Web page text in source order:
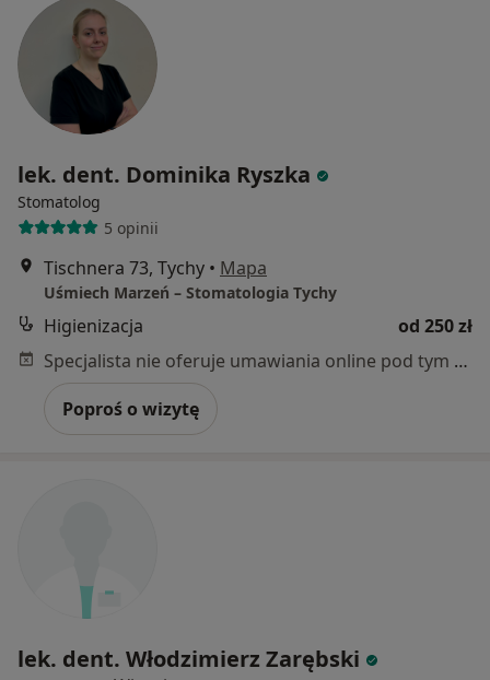
lek. dent. Dominika Ryszka
Stomatolog
5 opinii
Tischnera 73, Tychy • Mapa
Uśmiech Marzeń – Stomatologia Tychy
Higienizacja
od 250 zł
Specjalista nie oferuje umawiania online pod tym adresem.
Poproś o wizytę
lek. dent. Włodzimierz Zarębski